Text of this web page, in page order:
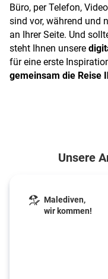
Büro, per Telefon,
sind vor, während und
an Ihrer Seite. Und
steht Ihnen unsere
für eine erste
gemeinsam die Reise
Unsere
Malediven,
wir kommen!